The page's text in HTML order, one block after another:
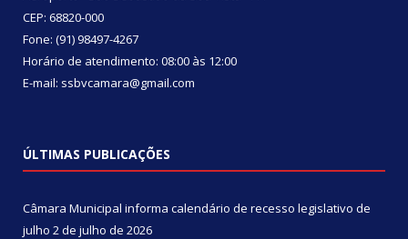
CEP: 68820-000
Fone: (91) 98497-4267
Horário de atendimento: 08:00 às 12:00
E-mail: ssbvcamara@gmail.com
ÚLTIMAS PUBLICAÇÕES
Câmara Municipal informa calendário de recesso legislativo de
julho 2 de julho de 2026